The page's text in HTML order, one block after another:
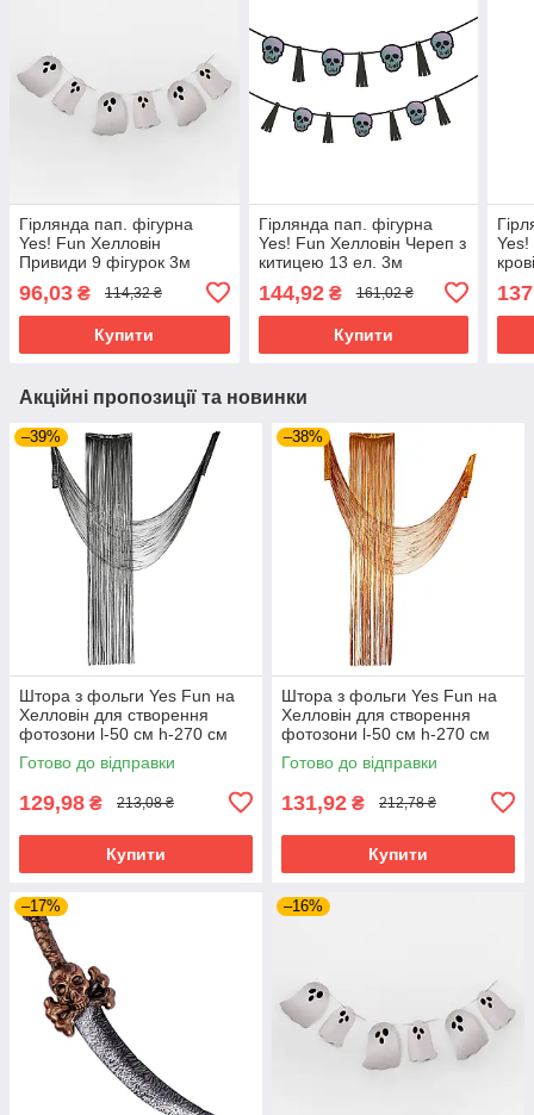
Гірлянда пап. фігурна
Yes! Fun Хелловін
Привиди 9 фігурок 3м
96,03 ₴ 114,32 ₴
Купити
Гірлянда пап. фігурна
Yes! Fun Хелловін Череп з
китицею 13 ел. 3м
144,92₴ 161,02 ₴
Купити
Yes!
Акційні пропозиції та новинки
–39%
Штора з фольги Yes Fun на
Хелловін для створення
фотозони l-50 см h-270 см
чорн. (974277)
Готово до відправки
129,98 ₴ 213,08 ₴
Купити
–38%
Штора з фольги Yes Fun на
Хелловін для створення
фотозони l-50 см h-270 см
помаранч. (974276)
Готово до відправки
131,92 ₴ 212,78 ₴
Купити
–17% –16%